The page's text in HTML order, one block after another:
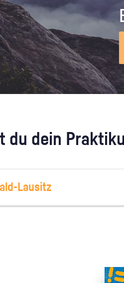
Unternehmen lohnt, wie man sich
vorbereitet und wie ein Vorab-
abläuft.
du dein
Lausitz